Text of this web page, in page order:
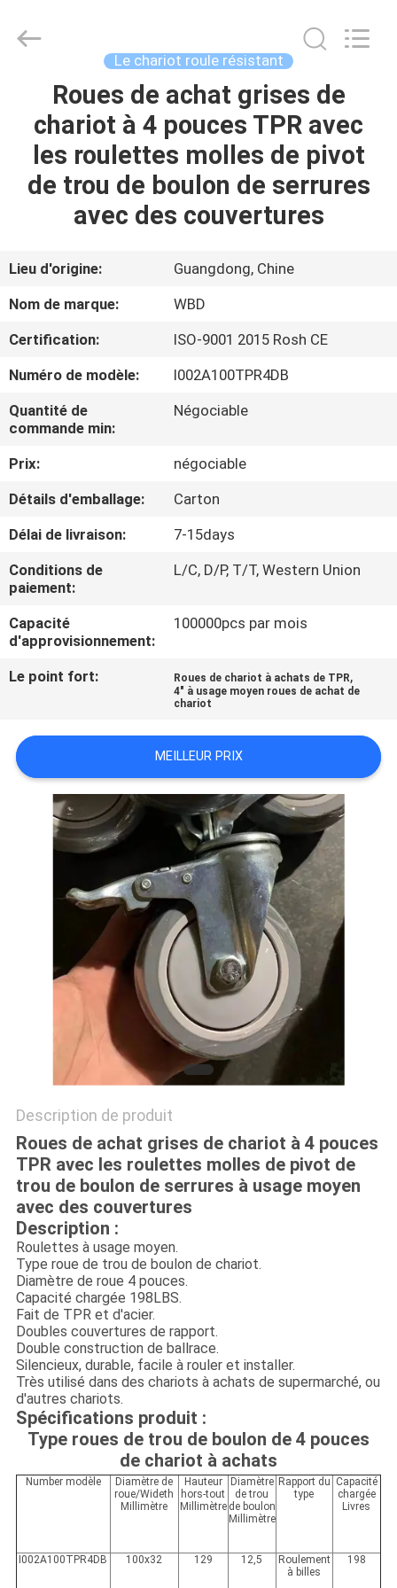
MAISON
PRODUITS
VIDÉOS
AU
SUJET
NOUS
VISITE
D'USINE
CONTRÔLE
DE
QUALITÉ
CONTACTEZ-
NOUS
UNE
CITATION
PLAN
PRIVACY
POLICY
Metal
Le chariot roule résistant
Roues de achat grises de
chariot à 4 pouces TPR avec
les roulettes molles de pivot
de trou de boulon de serrures
avec des couvertures
Lieu d'origine:
Guangdong, Chine
Nom de marque:
WBD
Certification:
ISO-9001 2015 Rosh CE
Numéro de modèle:
I002A100TPR4DB
Quantité de
commande min:
Négociable
Prix:
négociable
Détails d'emballage:
Carton
Délai de livraison:
7-15days
Conditions de
paiement:
L/C, D/P, T/T, Western Union
Capacité
d'approvisionnement:
100000pcs par mois
Le point fort: Roues de chariot à achats de TPR,
4" à usage moyen roues de achat de
chariot
MEILLEUR PRIX
Description de produit
Roues de achat grises de chariot à 4 pouces
TPR avec les roulettes molles de pivot de
trou de boulon de serrures à usage moyen
avec des couvertures
Description :
Roulettes à usage moyen.
Type roue de trou de boulon de chariot.
Diamètre de roue 4 pouces.
Capacité chargée 198LBS.
Fait de TPR et d'acier.
Doubles couvertures de rapport.
Double construction de ballrace.
Silencieux, durable, facile à rouler et installer.
Très utilisé dans des chariots à achats de supermarché, ou
d'autres chariots.
Spécifications produit :
Type roues de trou de boulon de 4 pouces
de chariot à achats
Number modèle
Diamètre de
roue/Wideth
Millimètre
Hauteur
hors-tout
Millimètre
Diamètre
de trou
de boulon
Millimètre
Rapport du
type
Capacité
chargée
Livres
I002A100TPR4DB 100x32 129 12,5
Roulement
à billes
198